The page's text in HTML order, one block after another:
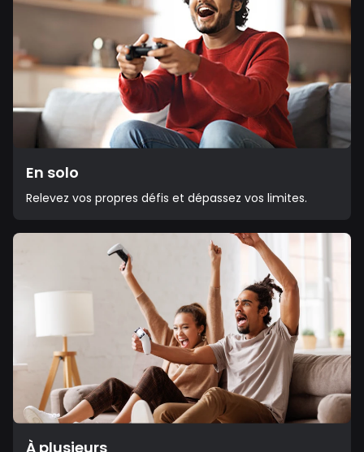
En solo
Relevez vos propres défis et dépassez vos limites.
À plusieurs